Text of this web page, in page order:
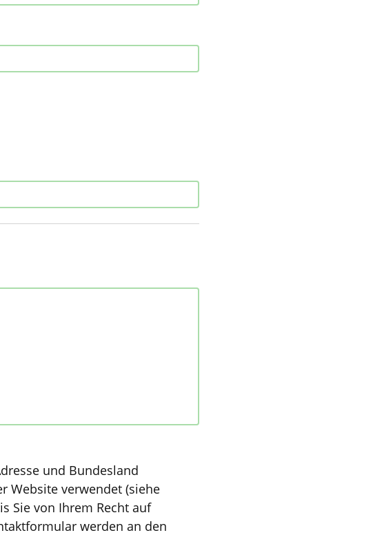
und Bundesland
Website verwendet (siehe
Sie von Ihrem Recht auf
werden an den